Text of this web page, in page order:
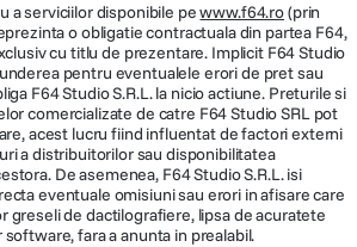
a serviciilor disponibile pewww.f64.ro(prin
o obligatie contractuala din partea F64,
cu titlu de prezentare. Implicit F64 Studio
pentru eventualele erori de pret sau
F64 Studio S.R.L. la nicio actiune. Preturile si
comercializate de catre F64 Studio SRL pot
acest lucru fiind influentat de factori externi
a distribuitorilor sau disponibilitatea
De asemenea, F64 Studio S.R.L. isi
eventuale omisiuni sau erori in afisare care
greseli de dactilografiere, lipsa de acuratete
fara a anunta in prealabil.